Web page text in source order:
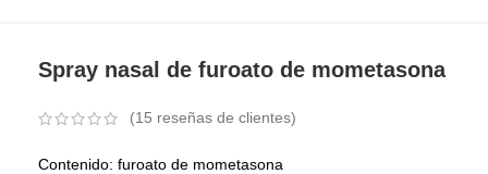
Spray nasal de furoato de mometasona
(15 reseñas de clientes)
Contenido: furoato de mometasona